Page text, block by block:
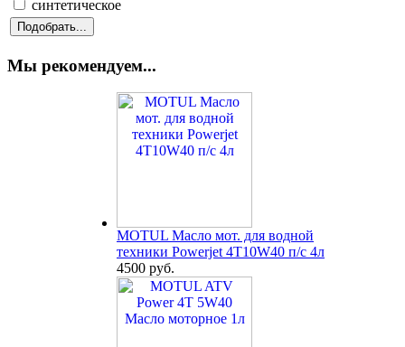
синтетическое
Мы рекомендуем...
MOTUL Масло мот. для водной
техники Powerjet 4T10W40 п/с 4л
4500 руб.